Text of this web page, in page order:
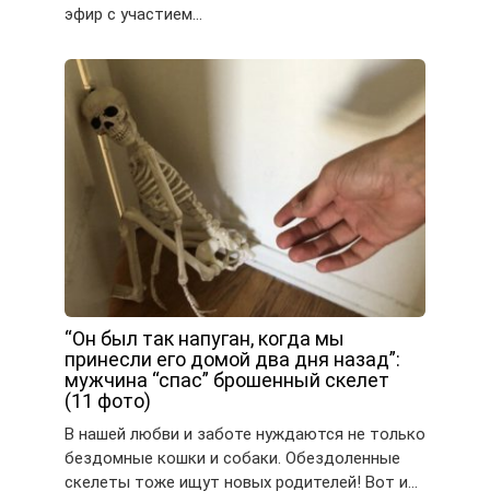
эфир с участием…
“Он был так напуган, когда мы
принесли его домой два дня назад”:
мужчина “спас” брошенный скелет
(11 фото)
В нашей любви и заботе нуждаются не только
бездомные кошки и собаки. Обездоленные
скелеты тоже ищут новых родителей! Вот и…